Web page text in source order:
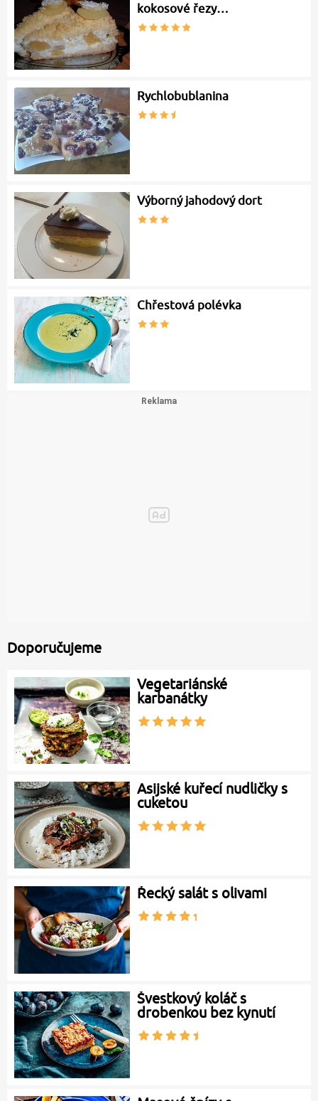
kokosové řezy…
Rychlobublanina
Výborný jahodový dort
Chřestová polévka
Doporučujeme
Vegetariánské
karbanátky
Asijské kuřecí nudličky s
cuketou
Řecký salát s olivami
Švestkový koláč s
drobenkou bez kynutí